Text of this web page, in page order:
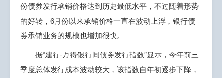
份债券发行承销价格达到历史最低水平，不过随着形势
的好转，6月份以来承销价格一直在波动上浮，银行债
券承销业务的规模也增加很快。
据“建行-万得银行间债券发行指数”显示，今年前三
季度总体发行成本波动较大，该指数自年初逐步下降，